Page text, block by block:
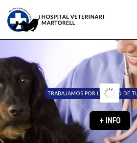
TRABAJAMOS POR LA SALUD DE
+ INFO